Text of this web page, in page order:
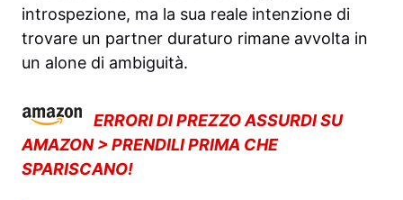
introspezione, ma la sua reale intenzione di
trovare un partner duraturo rimane avvolta in
un alone di ambiguità.
ERRORI DI PREZZO ASSURDI SU
AMAZON > PRENDILI PRIMA CHE
SPARISCANO!